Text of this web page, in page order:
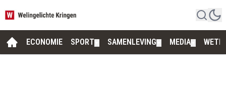
ECONOMIE SPORT SAMENLEVING MEDIA